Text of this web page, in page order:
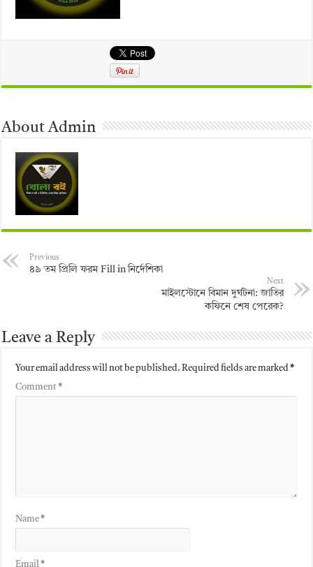
About Admin
Previous
৪৯ তম প্রিলি ফরম Fill in নির্দেশিকা
Next
মাইলস্টোনে বিমান দুর্ঘটনা: জাতির
কফিনে শেষ পেরেক?
Leave a Reply
Your email address will not be published. Required fields are marked*
Comment*
Name*
Email*